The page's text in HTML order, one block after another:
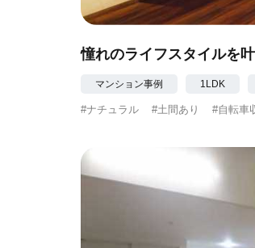
憧れのライフスタイルを
マンション事例 1LDK
#ナチュラル #土間あり #自転車